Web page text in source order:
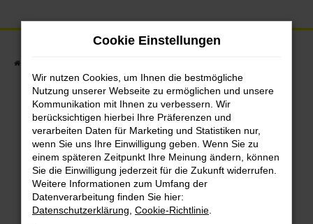
Zum
Hauptinhalt
Fehler: Network
Error
Beim Laden ist ein Fehler aufgetreten.
Cookie Einstellungen
Wir nutzen Cookies, um Ihnen die bestmögliche
Nutzung unserer Webseite zu ermöglichen und unsere
Kommunikation mit Ihnen zu verbessern. Wir
berücksichtigen hierbei Ihre Präferenzen und
verarbeiten Daten für Marketing und Statistiken nur,
wenn Sie uns Ihre Einwilligung geben. Wenn Sie zu
einem späteren Zeitpunkt Ihre Meinung ändern, können
Sie die Einwilligung jederzeit für die Zukunft widerrufen.
Weitere Informationen zum Umfang der
Datenverarbeitung finden Sie hier:
Datenschutzerklärung Cookie-Richtlinie